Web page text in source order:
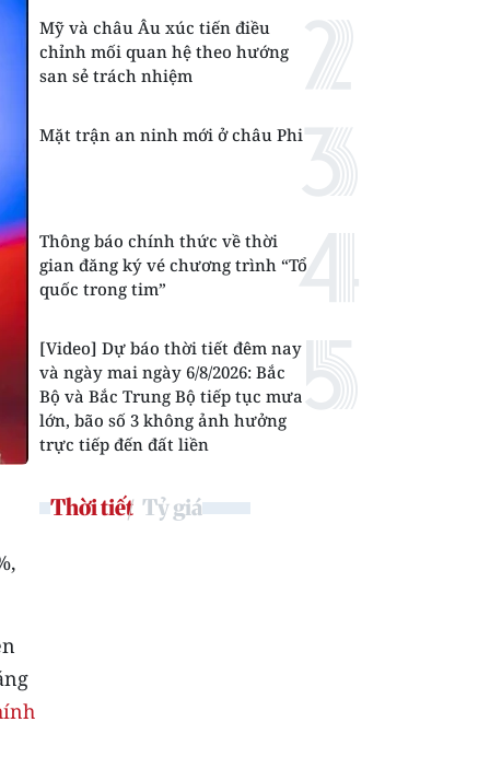
Mỹ và châu Âu xúc tiến điều
chỉnh mối quan hệ theo hướng
san sẻ trách nhiệm
Mặt trận an ninh mới ở châu Phi
Thông báo chính thức về thời
gian đăng ký vé chương trình “Tổ
quốc trong tim”
[Video] Dự báo thời tiết đêm nay
và ngày mai ngày 6/8/2026: Bắc
Bộ và Bắc Trung Bộ tiếp tục mưa
lớn, bão số 3 không ảnh hưởng
trực tiếp đến đất liền
Thời tiết Tỷ giá